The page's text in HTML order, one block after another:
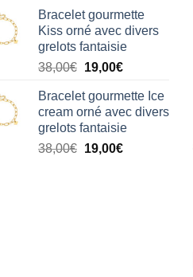
initial
était :
38,00€.
actuel
est :
19,00€.
Bracelet gourmette
Kiss orné avec divers
grelots fantaisie
38,00€ Le
initial
était :
38,00€.
19,00€Le
actuel
est :
19,00€.
Bracelet gourmette Ice
cream orné avec divers
grelots fantaisie
38,00€ Le
19,00€Le